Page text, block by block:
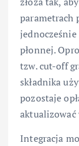
parametrach
płonnej.
tzw. cut-off
składnika
pozostaje
aktualizować
Integracja